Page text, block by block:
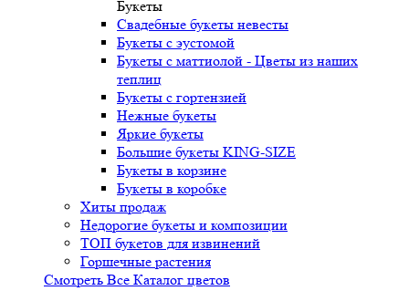
Букеты
Свадебные букеты невесты
Букеты с эустомой
Букеты с маттиолой - Цветы из наших
теплиц
Букеты с гортензией
Нежные букеты
Яркие букеты
Большие букеты KING-SIZE
Букеты в корзине
Букеты в коробке
Хиты продаж
Недорогие букеты и композиции
ТОП букетов для извинений
Горшечные растения
Смотреть Все Каталог цветов